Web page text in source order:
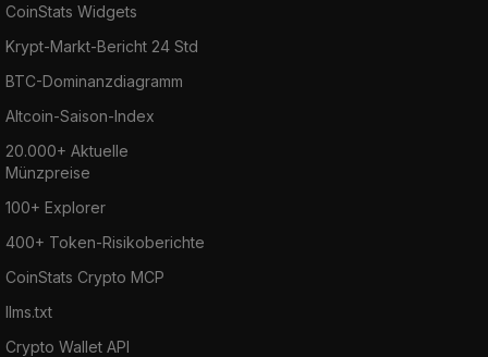
CoinStats Widgets
Krypt-Markt-Bericht 24 Std
BTC-Dominanzdiagramm
Altcoin-Saison-Index
20.000+ Aktuelle
Münzpreise
100+ Explorer
400+ Token-Risikoberichte
CoinStats Crypto MCP
llms.txt
Crypto Wallet API